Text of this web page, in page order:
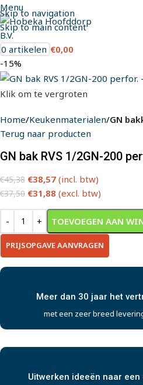
Skip to navigation
Skip to main content
Menu
0 artikelen €0,00
-15%
Klik om te vergroten
Home Keukenmaterialen GN
Terug naar producten
GN bak RVS 1/2GN-200
€45,38 €38,57 (incl. btw)
€37,50 €31,88 (excl. btw)
TOEVOEGEN AAN
PRIJSOPGAVE AANVRAGEN
Meer dan 30 jaar het
met een zeer breed
Uitwerken ideeën naar